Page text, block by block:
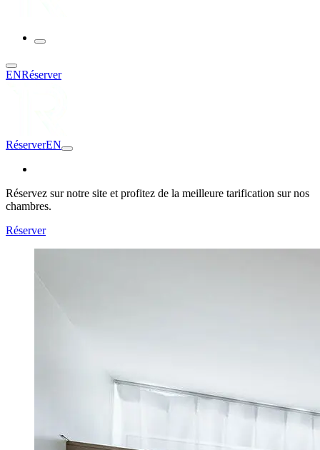
ENRéserver
RéserverEN
Réservez sur notre site et profitez de la meilleure tarification sur nos
chambres.
Réserver